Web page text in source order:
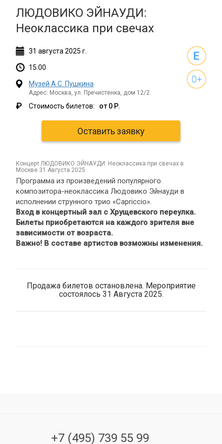
ЛЮДОВИКО ЭЙНАУДИ:
Неоклассика при свечах
31 августа 2025 г.
15:00
Музей А.С. Пушкина
Адрес: Москва, ул. Пречистенка, дом 12/2
₽ Стоимость билетов: от 0 Р.
Оставить заявку
концерт ЛЮДОВИКО ЭЙНАУДИ: Неоклассика при свечах в
Москве 31 Августа 2025.
Программа из произведений популярного
композитора-неоклассика Людовико Эйнауди в
исполнении струнного трио «Capriccio».
Вход в концертный зал с Хрущевского переулка.
Билеты приобретаются на каждого зрителя вне
зависимости от возраста.
Важно! В составе артистов возможны изменения.
Продажа билетов остановлена. Мероприятие
состоялось 31 Августа 2025.
+7 (495) 739 55 99